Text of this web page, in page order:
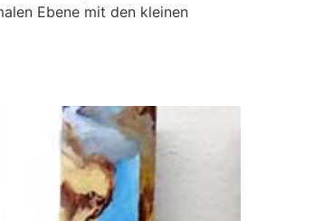
Ebene mit den kleinen